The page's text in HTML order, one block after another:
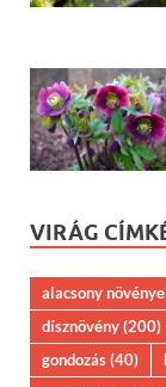
VIRÁG
alacsony
dísznövény(200)
gondozás(40)